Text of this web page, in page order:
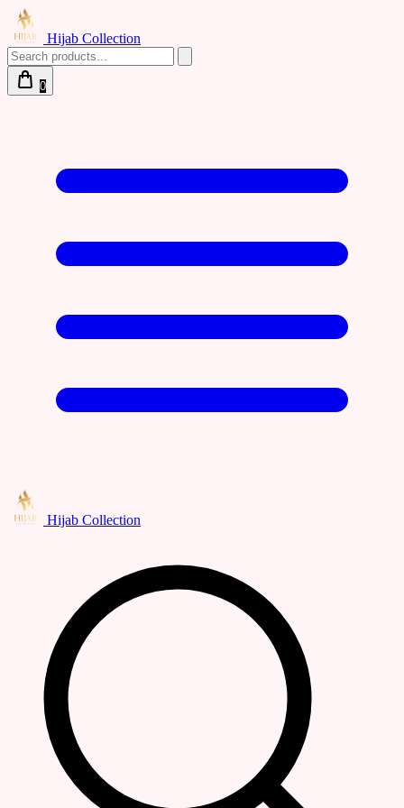
Hijab Collection
0
Hijab Collection